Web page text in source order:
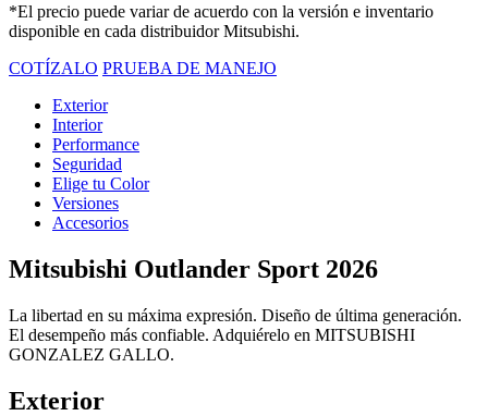
*El precio puede variar de acuerdo con la versión e inventario
disponible en cada distribuidor Mitsubishi.
COTÍZALO PRUEBA DE MANEJO
Exterior
Interior
Performance
Seguridad
Elige tu Color
Versiones
Accesorios
Mitsubishi Outlander Sport 2026
La libertad en su máxima expresión. Diseño de última generación.
El desempeño más confiable. Adquiérelo en MITSUBISHI
GONZALEZ GALLO.
Exterior